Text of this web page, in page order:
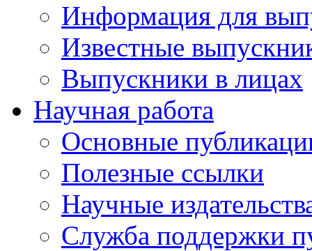
Информация для
Известные
Выпускники в лицах
Научная работа
Основные
Полезные ссылки
Научные
Служба поддержки